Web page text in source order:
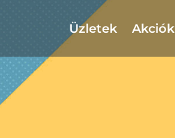
Üzletek Akciók